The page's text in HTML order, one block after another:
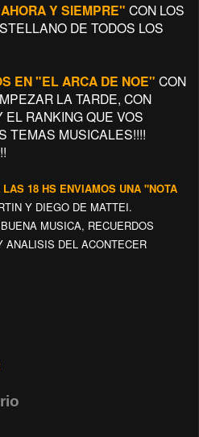
Y SIEMPRE" CON LOS
DE TODOS LOS
EN "EL ARCA DE NOE" CON
LA TARDE, CON
RANKING QUE VOS
TEMAS MUSICALES!!!!
18 HS ENVIAMOS UNA "NOTA
Y DIEGO DE MATTEI.
MUSICA, RECUERDOS
ANALISIS DEL ACONTECER